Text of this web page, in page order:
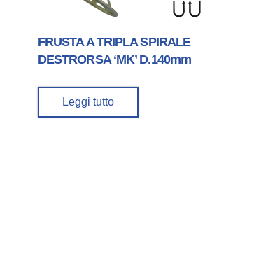
FRUSTA A TRIPLA SPIRALE
DESTRORSA ‘MK’ D.140mm
Leggi tutto